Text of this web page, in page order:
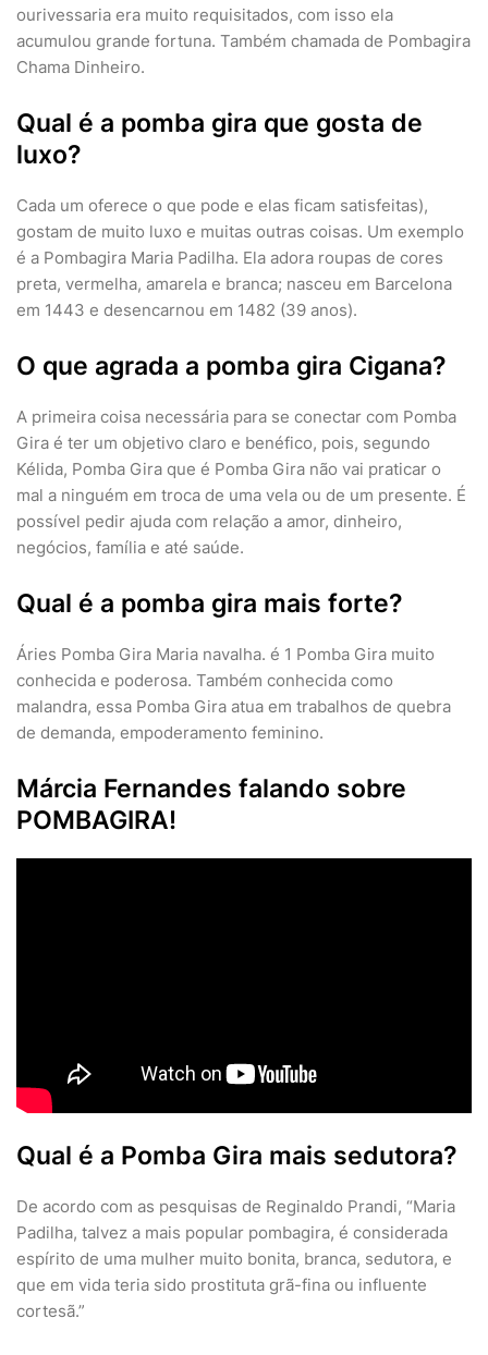
ourivessaria era muito requisitados, com isso ela
acumulou grande fortuna. Também chamada de Pombagira
Chama Dinheiro.
Qual é a pomba gira que gosta de
luxo?
Cada um oferece o que pode e elas ficam satisfeitas),
gostam de muito luxo e muitas outras coisas. Um exemplo
é a Pombagira Maria Padilha. Ela adora roupas de cores
preta, vermelha, amarela e branca; nasceu em Barcelona
em 1443 e desencarnou em 1482 (39 anos).
O que agrada a pomba gira Cigana?
A primeira coisa necessária para se conectar com Pomba
Gira é ter um objetivo claro e benéfico, pois, segundo
Kélida, Pomba Gira que é Pomba Gira não vai praticar o
mal a ninguém em troca de uma vela ou de um presente. É
possível pedir ajuda com relação a amor, dinheiro,
negócios, família e até saúde.
Qual é a pomba gira mais forte?
Áries Pomba Gira Maria navalha. é 1 Pomba Gira muito
conhecida e poderosa. Também conhecida como
malandra, essa Pomba Gira atua em trabalhos de quebra
de demanda, empoderamento feminino.
Márcia Fernandes falando sobre
POMBAGIRA!
Qual é a Pomba Gira mais sedutora?
De acordo com as pesquisas de Reginaldo Prandi, “Maria
Padilha, talvez a mais popular pombagira, é considerada
espírito de uma mulher muito bonita, branca, sedutora, e
que em vida teria sido prostituta grã-fina ou influente
cortesã.”